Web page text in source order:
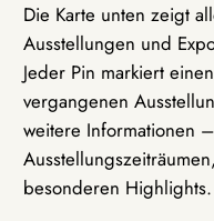
Die Karte unten zeigt
Ausstellungen und
Jeder Pin markiert
vergangenen
weitere Informationen
besonderen Highlights.